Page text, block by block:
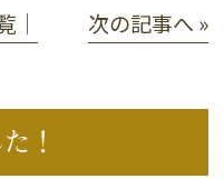
│ 次の記事へ »
！